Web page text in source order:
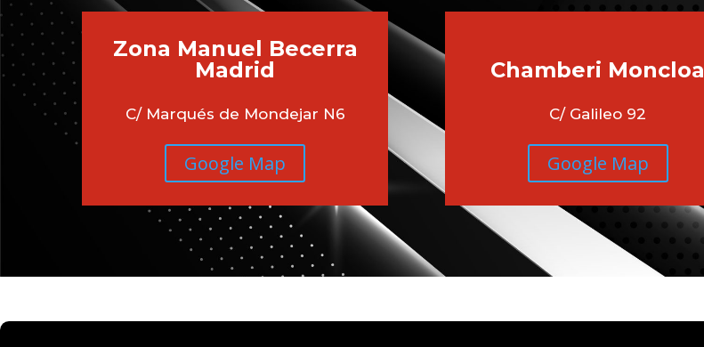
Zona Manuel Becerra
Madrid
C/ Marqués de Mondejar N6
Google Map
Chamberi Moncloa
C/ Galileo 92
Google Map